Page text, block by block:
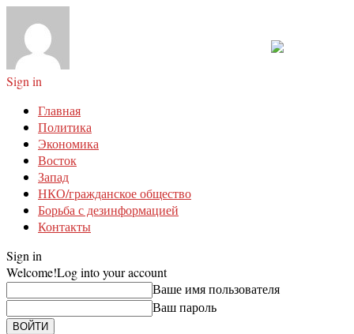
Sign in
Главная
Политика
Экономика
Восток
Запад
НКО/гражданское общество
Борьба с дезинформацией
Контакты
Sign in
Welcome!Log into your account
Ваше имя пользователя
Ваш пароль